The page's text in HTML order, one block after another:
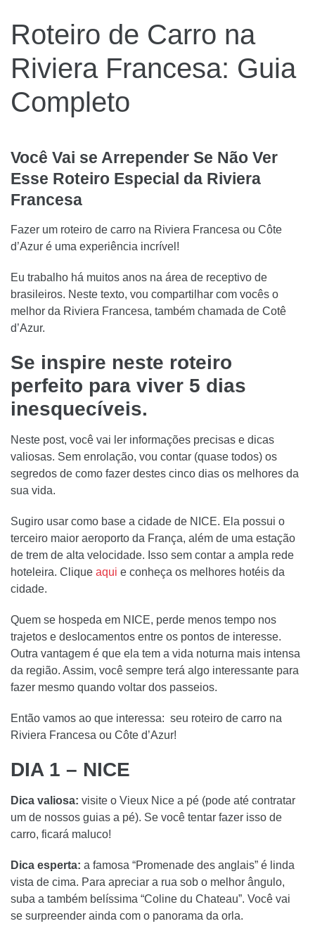
Roteiro de Carro na
Riviera Francesa: Guia
Completo
Você Vai se Arrepender Se Não Ver
Esse Roteiro Especial da Riviera
Francesa
Fazer um roteiro de carro na Riviera Francesa ou Côte
d’Azur é uma experiência incrível!
Eu trabalho há muitos anos na área de receptivo de
brasileiros. Neste texto, vou compartilhar com vocês o
melhor da Riviera Francesa, também chamada de Cotê
d’Azur.
Se inspire neste roteiro
perfeito para viver 5 dias
inesquecíveis.
Neste post, você vai ler informações precisas e dicas
valiosas. Sem enrolação, vou contar (quase todos) os
segredos de como fazer destes cinco dias os melhores da
sua vida.
Sugiro usar como base a cidade de NICE. Ela possui o
terceiro maior aeroporto da França, além de uma estação
de trem de alta velocidade. Isso sem contar a ampla rede
hoteleira. Clique aqui e conheça os melhores hotéis da
cidade.
Quem se hospeda em NICE, perde menos tempo nos
trajetos e deslocamentos entre os pontos de interesse.
Outra vantagem é que ela tem a vida noturna mais intensa
da região. Assim, você sempre terá algo interessante para
fazer mesmo quando voltar dos passeios.
Então vamos ao que interessa: seu roteiro de carro na
Riviera Francesa ou Côte d’Azur!
DIA 1 – NICE
Dica valiosa: visite o Vieux Nice a pé (pode até contratar
um de nossos guias a pé). Se você tentar fazer isso de
carro, ficará maluco!
Dica esperta: a famosa “Promenade des anglais” é linda
vista de cima. Para apreciar a rua sob o melhor ângulo,
suba a também belíssima “Coline du Chateau”. Você vai
se surpreender ainda com o panorama da orla.